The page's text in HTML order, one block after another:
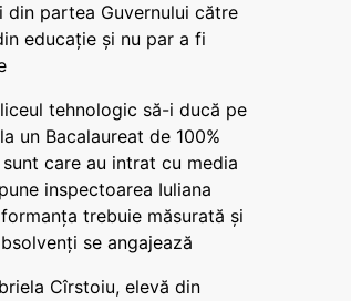
din partea Guvernului către
educație și nu par a fi
tehnologic să-i ducă pe
un Bacalaureat de 100%
care au intrat cu media
inspectoarea Iuliana
trebuie măsurată și
se angajează
Cîrstoiu, elevă din